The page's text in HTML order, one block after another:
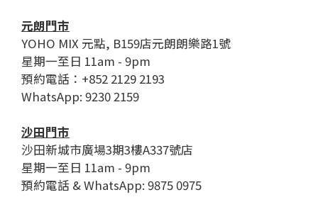
元朗門市
YOHO MIX 元點, B159店元朗朗樂路1號
星期一至日 11am - 9pm
預約電話：+852 2129 2193
WhatsApp: 9230 2159
沙田門市
沙田新城市廣場3期3樓A337號店
星期一至日 11am - 9pm
預約電話 & WhatsApp: 9875 0975